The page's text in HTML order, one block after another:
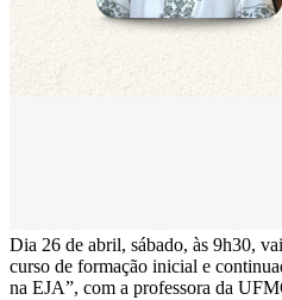
Dia 26 de abril, sábado, às 9h30,
curso de formação inicial e
na EJA”, com a professora da